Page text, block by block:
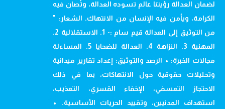
لضمان العدالة رؤيتنا عالم تسوده العدالة، وتُصان فيه
الكرامة، ويأمن فيه الإنسان من الانتهاك. الشعار: "
من التوثيق إلى العدالة قيم سام :- 1. الاستقلالية 2.
المهنية 3. النزاهة 4. العدالة للضحايا 5. المساءلة
مجالات الخبرة: • الرصد والتوثيق: إعداد تقارير ميدانية
وتحليلات حقوقية حول الانتهاكات، بما في ذلك
الاحتجاز التعسفي، الإخفاء القسري، التعذيب،
استهداف المدنيين، وتقييد الحريات الأساسية. •